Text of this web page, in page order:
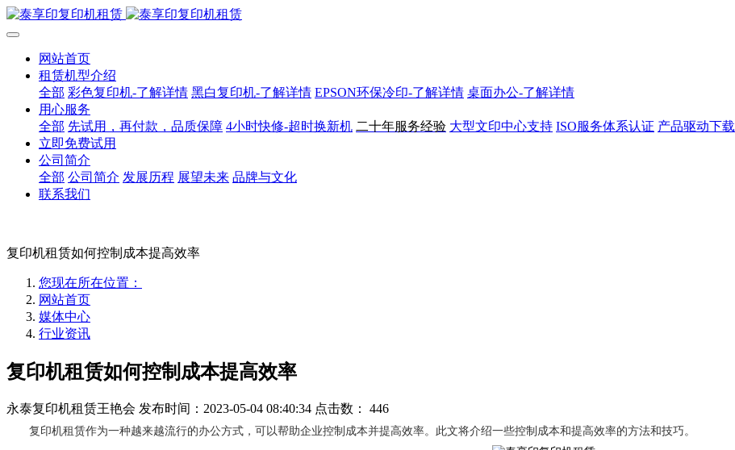
网站首页
租赁机型介绍
全部 彩色复印机-了解详情 黑白复印机-了解详情 EPSON环保冷印-了解详情 桌面办公-了解详情
用心服务
全部 先试用，再付款，品质保障 4小时快修-超时换新机 二十年服务经验 大型文印中心支持 ISO服务体系认证 产品驱动下载
立即免费试用
公司简介
全部 公司简介 发展历程 展望未来 品牌与文化
联系我们
复印机租赁如何控制成本提高效率
您现在所在位置：
网站首页
媒体中心
行业资讯
复印机租赁如何控制成本提高效率
永泰复印机租赁王艳会 发布时间：2023-05-04 08:40:34 点击数： 446
复印机租赁作为一种越来越流行的办公方式，可以帮助企业控制成本并提高效率。此文将介绍一些控制成本和提高效率的方法和技巧。